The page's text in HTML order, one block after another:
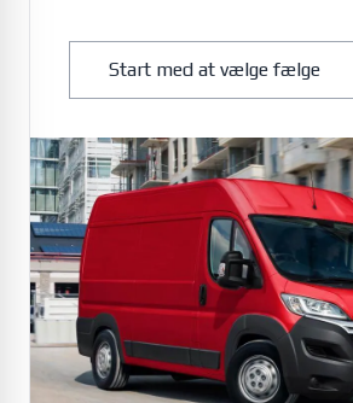
Start med at vælge fælge